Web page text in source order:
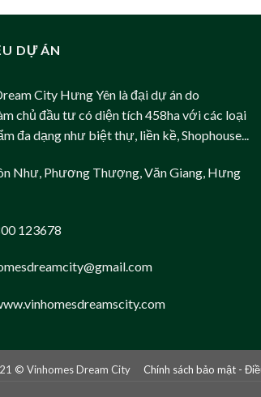
DỰ ÁN
City Hưng Yên là đại dự án do
chủ đầu tư có diện tích 458ha với các loại
đa dạng như biệt thự, liền kề, Shophouse...
Như, Phương Thượng, Văn Giang, Hưng
123678
© Vinhomes Dream City Chính sách bảo mật -